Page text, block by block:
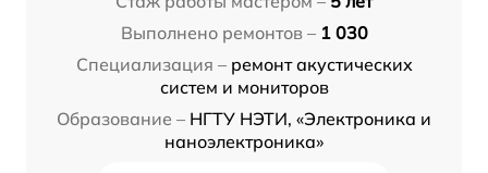
Выполнено ремонтов – 1 030
Специализация – ремонт акустических
систем и мониторов
Образование – НГТУ НЭТИ, «Электроника и
наноэлектроника»